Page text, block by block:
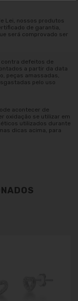
Lei, nossos produtos
de garantia,
será comprovado ser
contra defeitos de
a partir da data
peças amassadas,
pelo uso
acontecer de
oxidação se utilizar em
utilizados durante
dicas acima, para